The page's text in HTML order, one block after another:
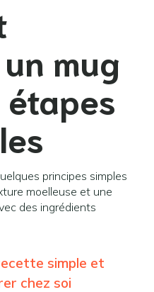
mug
étapes
principes simples
moelleuse et une
des ingrédients
simple et
chez soi